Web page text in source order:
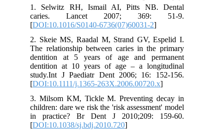
1. Selwitz RH, Ismail AI, Pitts NB. Dental
caries. Lancet 2007; 369: 51-9.
[DOI:10.1016/S0140-6736(07)60031-2
2. Skeie MS, Raadal M, Strand GV, Espelid I.
The relationship between caries in the primary
dentition at 5 years of age and permanent
dentition at 10 years of age – a longitudinal
study.Int J Paediatr Dent 2006; 16: 152-156.
[DOI:10.1111/j.1365-263X.2006.00720.x
3. Milsom KM, Tickle M. Preventing decay in
children: dare we risk the 'risk assessment' model
in practice? Br Dent J 2010;209: 159-60.
[DOI:10.1038/sj.bdj.2010.720